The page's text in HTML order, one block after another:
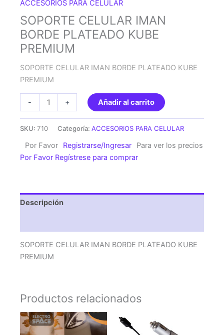
ACCESORIOS PARA CELULAR
SOPORTE CELULAR IMAN
BORDE PLATEADO KUBE
PREMIUM
SOPORTE CELULAR IMAN BORDE PLATEADO KUBE
PREMIUM
-
SOPORTE
CELULAR
PLATEADO
KUBE
+ Añadir al carrito
SKU: 710 Categoría: ACCESORIOS PARA CELULAR
Por Favor Registrarse/Ingresar
Para ver los precios
Por Favor Regístrese para comprar
Descripción
SOPORTE CELULAR IMAN BORDE PLATEADO KUBE
PREMIUM
Productos relacionados